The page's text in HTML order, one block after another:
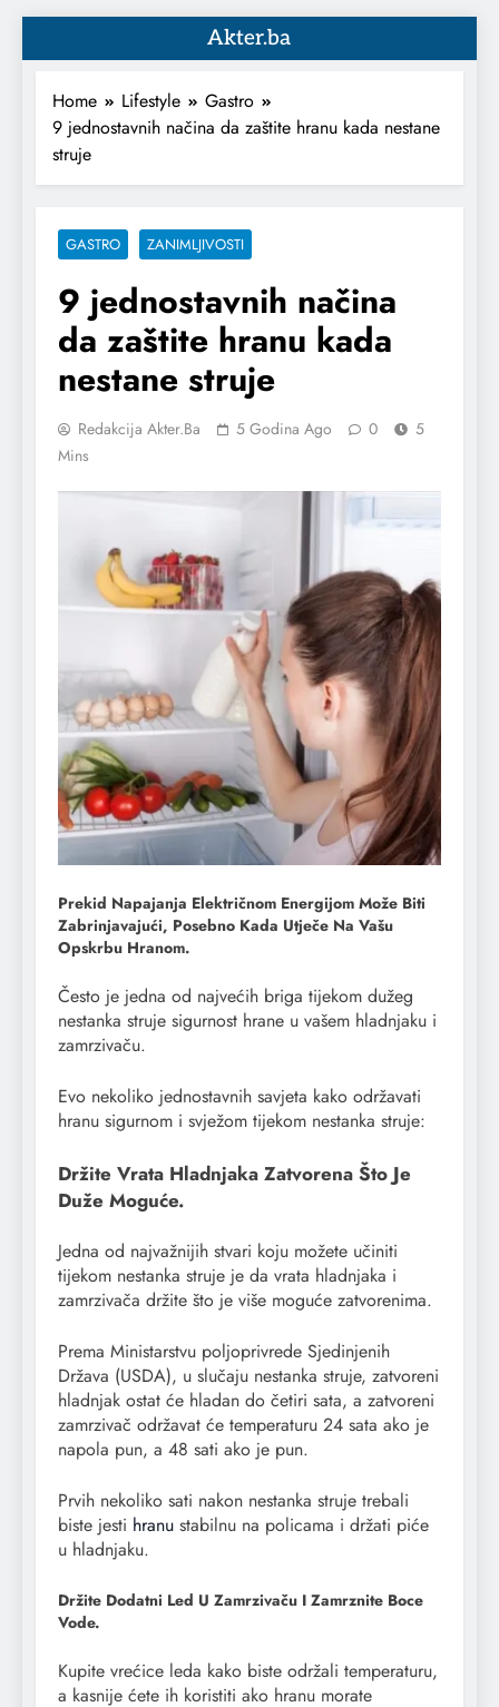
Akter.ba
Home Lifestyle
Gastro
9 jednostavnih načina da zaštite hranu kada nestane
struje
GASTRO ZANIMLJIVOSTI
9 jednostavnih načina
da zaštite hranu kada
nestane struje
Redakcija Akter.ba 5 Godina Ago 0
5
Mins
Prekid Napajanja Električnom Energijom Može Biti
Zabrinjavajući, Posebno Kada Utječe Na Vašu
Opskrbu Hranom.
Često je jedna od najvećih briga tijekom dužeg
nestanka struje sigurnost hrane u vašem hladnjaku i
zamrzivaču.
Evo nekoliko jednostavnih savjeta kako održavati
hranu sigurnom i svježom tijekom nestanka struje:
Držite Vrata Hladnjaka Zatvorena Što Je
Duže Moguće.
Jedna od najvažnijih stvari koju možete učiniti
tijekom nestanka struje je da vrata hladnjaka i
zamrzivača držite što je više moguće zatvorenima.
Prema Ministarstvu poljoprivrede Sjedinjenih
Država (USDA), u slučaju nestanka struje, zatvoreni
hladnjak ostat će hladan do četiri sata, a zatvoreni
zamrzivač održavat će temperaturu 24 sata ako je
napola pun, a 48 sati ako je pun.
Prvih nekoliko sati nakon nestanka struje trebali
biste jesti hranu stabilnu na policama i držati piće
u hladnjaku.
Držite Dodatni Led U Zamrzivaču I Zamrznite Boce
Vode.
Kupite vrećice leda kako biste održali temperaturu,
a kasnije ćete ih koristiti ako hranu morate